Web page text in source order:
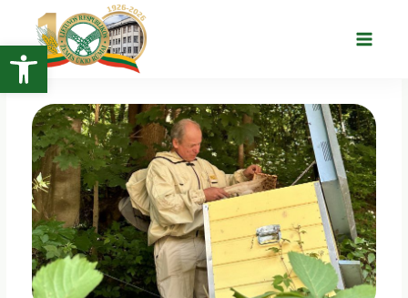
Open toolbar
turinio
Main